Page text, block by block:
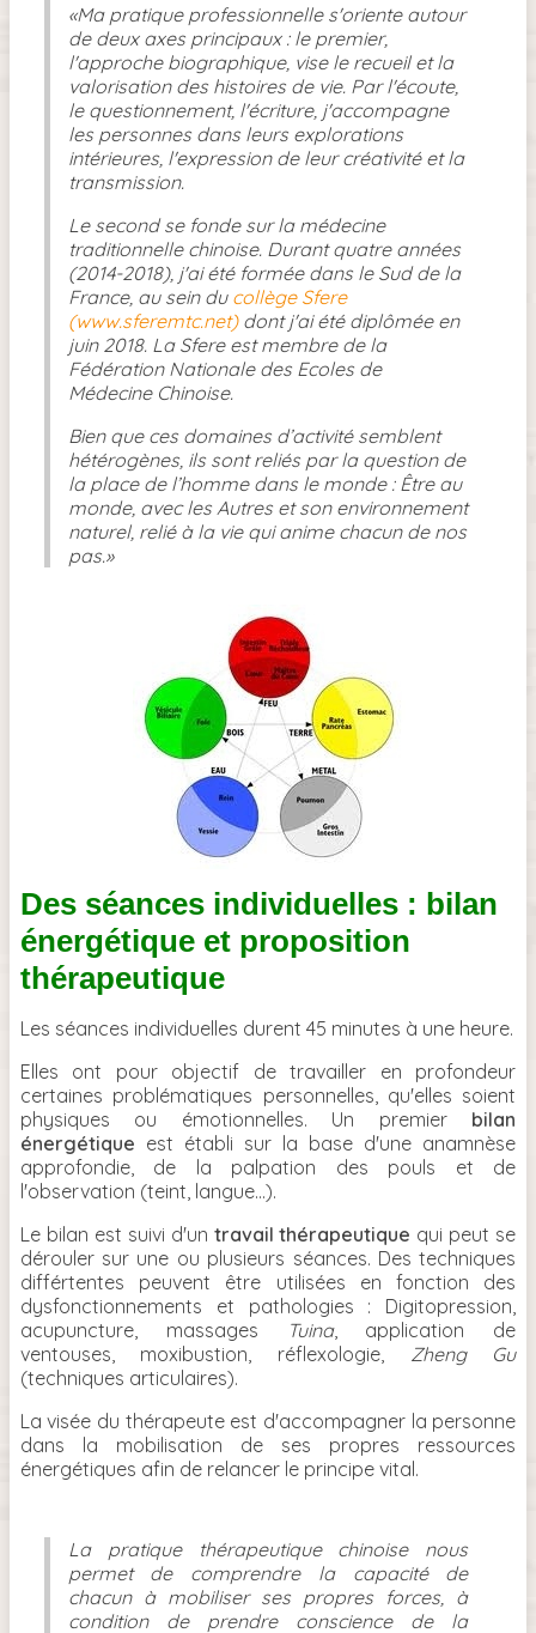
«Ma pratique professionnelle s'oriente autour
de deux axes principaux : le premier,
l'approche biographique, vise le recueil et la
valorisation des histoires de vie. Par l'écoute,
le questionnement, l'écriture, j'accompagne
les personnes dans leurs explorations
intérieures, l'expression de leur créativité et la
transmission.
Le second se fonde sur la médecine
traditionnelle chinoise. Durant quatre années
(2014-2018), j'ai été formée dans le Sud de la
France, au sein du collège Sfere
(www.sferemtc.net)dont j'ai été diplômée en
juin 2018. La Sfere est membre de la
Fédération Nationale des Ecoles de
Médecine Chinoise.
Bien que ces domaines d’activité semblent
hétérogènes, ils sont reliés par la question de
la place de l’homme dans le monde : Être au
monde, avec les Autres et son environnement
naturel, relié à la vie qui anime chacun de nos
pas.»
Des séances individuelles : bilan
énergétique et proposition
thérapeutique
Les séances individuelles durent 45 minutes à une heure.
Elles ont pour objectif de travailler en profondeur
certaines problématiques personnelles, qu'elles soient
physiques ou émotionnelles. Un premierbilan
énergétique est établi sur la base d'une anamnèse
approfondie, de la palpation des pouls et de
l'observation (teint, langue...).
Le bilan est suivi d'un travail thérapeutique qui peut se
dérouler sur une ou plusieurs séances. Des techniques
différtentes peuvent être utilisées en fonction des
dysfonctionnements et pathologies : Digitopression,
acupuncture, massages
Tuina, application de
ventouses, moxibustion, réflexologie, Zheng Gu
(techniques articulaires).
La visée du thérapeute est d'accompagner la personne
dans la mobilisation de ses propres ressources
énergétiques afin de relancer le principe vital.
La pratique thérapeutique chinoise nous
permet de comprendre la capacité de
chacun à mobiliser ses propres forces, à
condition de prendre conscience de la